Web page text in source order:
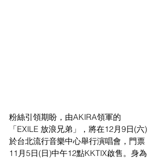
粉絲引領期盼，由AKIRA領軍的
「EXILE 放浪兄弟」，將在12月9日(六)
於台北流行音樂中心舉行演唱會，門票
11月5日(日)中午12點KKTIX啟售。身為